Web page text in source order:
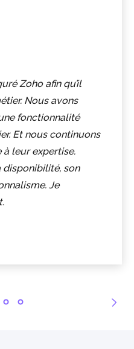
Zoho afin qu’il
Nous avons
fonctionnalité
Et nous continuons
leur expertise.
disponibilité, son
Je